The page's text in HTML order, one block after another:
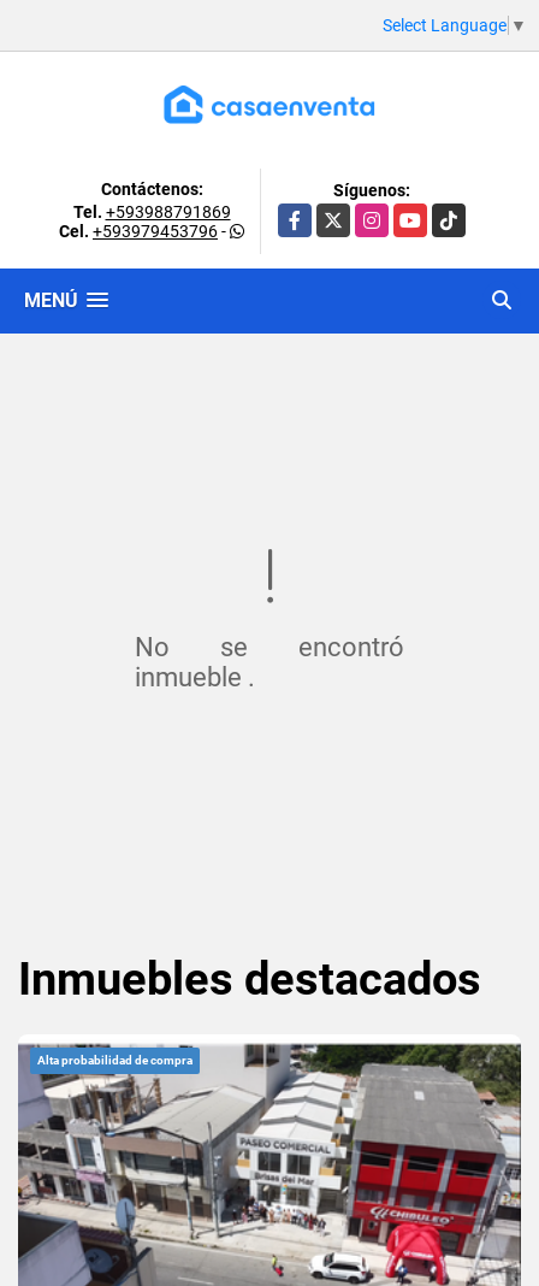
Select Language ▼
Contáctenos:
Tel. +593988791869
Cel. +593979453796-
Síguenos:
Facebook
X InstagramYouTubeTikTok
MENÚ
No se encontró
inmueble .
Inmuebles destacados
Alta probabilidad de compra